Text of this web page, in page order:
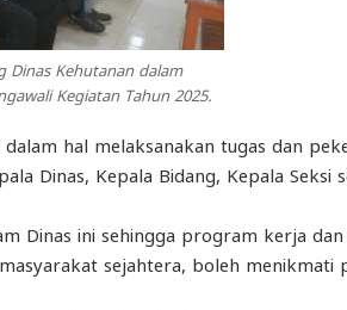
Dinas Kehutanan dalam
Kegiatan Tahun 2025.
hal melaksanakan tugas dan
Dinas, Kepala Bidang, Kepala Seksi
Dinas ini sehingga program kerja
sejahtera, boleh menikmati